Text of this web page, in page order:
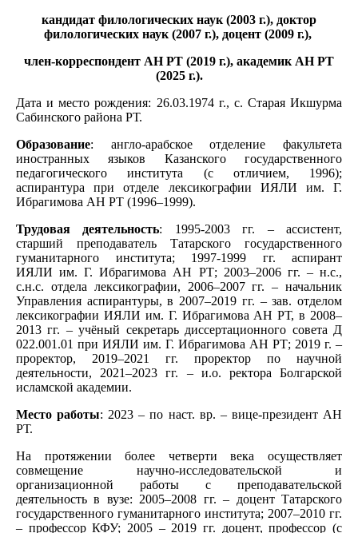
кандидат филологических наук (2003 г.), доктор
филологических наук (2007 г.), доцент (2009 г.),
член-корреспондент АН РТ (2019 г.), академик АН РТ
(2025 г.).
Дата и место рождения: 26.03.1974 г., с. Старая Икшурма
Сабинского района РТ.
Образование: англо-арабское отделение факультета
иностранных языков Казанского государственного
педагогического института (с отличием, 1996);
аспирантура при отделе лексикографии ИЯЛИ им. Г.
Ибрагимова АН РТ (1996–1999).
Трудовая деятельность: 1995-2003 гг. – ассистент,
старший преподаватель Татарского государственного
гуманитарного института; 1997-1999 гг. аспирант
ИЯЛИим. Г. Ибрагимова АН РТ; 2003–2006 гг. – н.с.,
с.н.с. отдела лексикографии, 2006–2007 гг. – начальник
Управления аспирантуры, в 2007–2019 гг. – зав. отделом
лексикографии ИЯЛИ им. Г. Ибрагимова АН РТ, в 2008–
2013 гг. – учёный секретарь диссертационного совета Д
022.001.01 при ИЯЛИ им. Г. Ибрагимова АН РТ; 2019 г. –
проректор, 2019–2021 гг. проректор по научной
деятельности, 2021–2023 гг. – и.о. ректора Болгарской
исламской академии.
Место работы: 2023 – по наст. вр. – вице-президент АН
РТ.
На протяжении более четверти века осуществляет
совмещение научно-исследовательской и
организационной работы с преподавательской
деятельность в вузе: 2005–2008 гг. – доцент Татарского
государственного гуманитарного института; 2007–2010 гг.
– профессор КФУ; 2005 – 2019 гг. доцент, профессор (с